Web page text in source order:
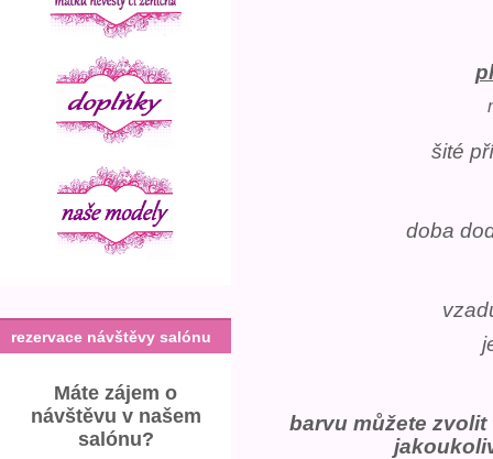
rezervace návštěvy salónu
Máte zájem o
návštěvu v našem
salónu?
šité
doba
barvu můžete